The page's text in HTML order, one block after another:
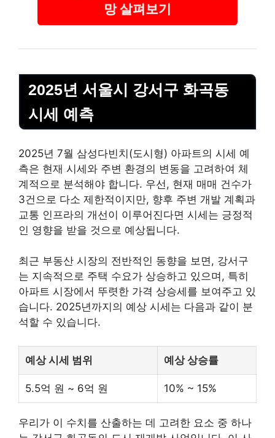
망 살펴보기
2025년 서울시 강서구 화곡동
시세 예측
2025년 7월 삼성다빈치(도시형) 아파트의 시세 예
측은 현재 시세와 주변 환경의 변동을 고려하여 체
계적으로 분석해야 합니다. 우선, 현재 매매 건수가
3건으로 다소 제한적이지만, 향후 주변 개발 계획과
교통 인프라의 개선이 이루어진다면 시세는 긍정적
인 영향을 받을 것으로 예상됩니다.
최근 부동산 시장의 전반적인 동향을 보면, 강서구
는 지속적으로 주택 수요가 상승하고 있으며, 특히
아파트 시장에서 뚜렷한 가격 상승세를 보여주고 있
습니다. 2025년까지의 예상 시세는 다음과 같이 분
석할 수 있습니다.
예상 시세 범위 예상 상승률
5.5억 원 ~ 6억 원 10% ~ 15%
우리가 이 수치를 산출하는 데 고려한 요소 중 하나